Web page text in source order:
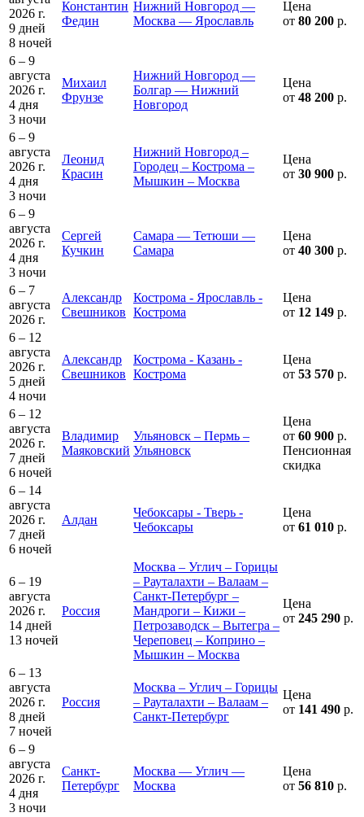
2026 г.
9 дней
8 ночей
Константин
Федин
Нижний Новгород —
Москва — Ярославль
Цена
от 80 200 р.
6 – 9
августа
2026 г.
4 дня
3 ночи
Михаил
Фрунзе
Нижний Новгород —
Болгар — Нижний
Новгород
Цена
от 48 200 р.
6 – 9
августа
2026 г.
4 дня
3 ночи
Леонид
Красин
Нижний Новгород –
Городец – Кострома –
Мышкин – Москва
Цена
от 30 900 р.
6 – 9
августа
2026 г.
4 дня
3 ночи
Сергей
Кучкин
Самара — Тетюши —
Самара
Цена
от 40 300 р.
6 – 7
августа
2026 г.
Александр
Свешников
Кострома - Ярославль -
Кострома
Цена
от 12 149 р.
6 – 12
августа
2026 г.
5 дней
4 ночи
Александр
Свешников
Кострома - Казань -
Кострома
Цена
от 53 570 р.
6 – 12
августа
2026 г.
7 дней
6 ночей
Владимир
Маяковский
Ульяновск – Пермь –
Ульяновск
Цена
от 60 900 р.
Пенсионная
скидка
6 – 14
августа
2026 г.
7 дней
6 ночей
Алдан
Чебоксары - Тверь -
Чебоксары
Цена
от 61 010 р.
6 – 19
августа
2026 г.
14 дней
13 ночей
Россия
Москва – Углич – Горицы
– Рауталахти – Валаам –
Санкт-Петербург –
Мандроги – Кижи –
Петрозаводск – Вытегра –
Череповец – Коприно –
Мышкин – Москва
Цена
от 245 290 р.
6 – 13
августа
2026 г.
8 дней
7 ночей
Россия
Москва – Углич – Горицы
– Рауталахти – Валаам –
Санкт-Петербург
Цена
от 141 490 р.
6 – 9
августа
2026 г.
4 дня
3 ночи
Санкт-
Петербург
Москва — Углич —
Москва
Цена
от 56 810 р.